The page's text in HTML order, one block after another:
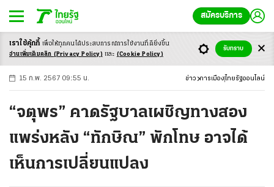
สมัครบริการ
-ก ก ก+
15 ก.พ. 2567 09:55 น. ข่าว การเมือง ไทยรัฐออนไลน์
“จตุพร” คาดรัฐบาลเผชิญทางสอง
แพร่งหลัง “ทักษิณ” พักโทษ อาจได้
เห็นการเปลี่ยนแปลง
เราใช้คุ้กกี้ เพื่อให้ทุกคนได้ประสบการณ์การใช้งานที่ดียิ่งขึ้น
อ่านเพิ่มเติมคลิก (Privacy Policy) และ (Cookie Policy)
รับทราบ